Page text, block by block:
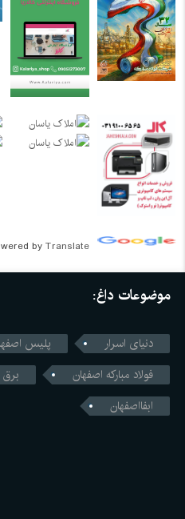
by Translate
موضوعات داغ:
دنیای اسرار
پلیس
فولاد مبارکه اصفهان
ابفااصفهان